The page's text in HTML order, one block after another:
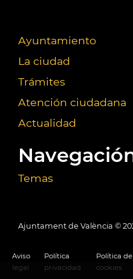
Ayuntamiento
La ciudad
Trámites
Atención ciudadana
Actualidad
Temas
Ajuntament de València ©
Aviso
legal
Política
privacidad
Política de
cookies